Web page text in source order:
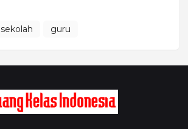
sekolah guru